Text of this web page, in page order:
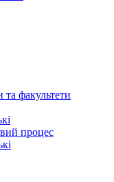
та факультети
процес